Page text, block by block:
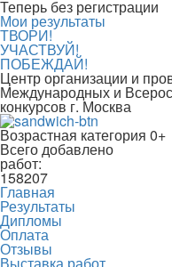
Теперь без регистрации
Мои результаты
ТВОРИ!
УЧАСТВУЙ!
ПОБЕЖДАЙ!
Центр организации и
Международных и
конкурсов г. Москва
Возрастная категория 0+
Всего добавлено
работ:
158207
Главная
Результаты
Дипломы
Оплата
Отзывы